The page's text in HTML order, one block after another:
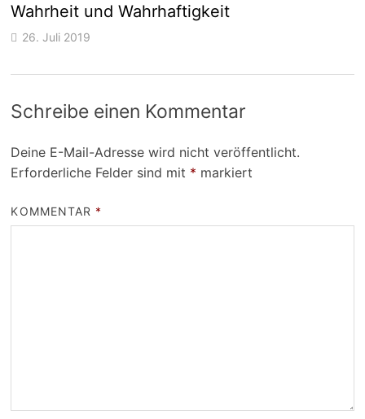
Wahrheit und Wahrhaftigkeit
26. Juli 2019
Schreibe einen Kommentar
Deine E-Mail-Adresse wird nicht veröffentlicht.
Erforderliche Felder sind mit * markiert
KOMMENTAR *